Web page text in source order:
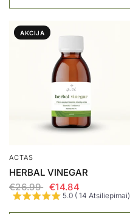
AKCIJA
ACTAS
HERBAL VINEGAR
€26.99
€14.84
5.0 ( 14 Atsiliepimai)